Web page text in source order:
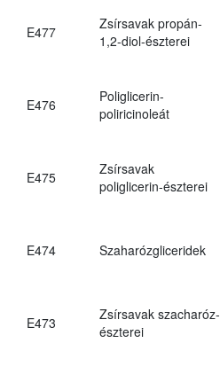
E477
Zsírsavak propán-
1,2-diol-észterei
E476
Poliglicerin-
poliricinoleát
E475
Zsírsavak
poliglicerin-észterei
E474 Szaharózgliceridek
E473
Zsírsavak szacharóz-
észterei